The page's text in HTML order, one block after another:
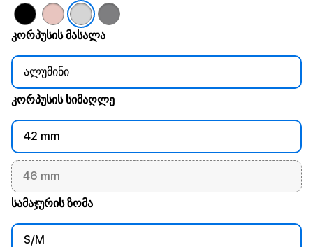
კორპუსის მასალა
ალუმინი
კორპუსის სიმაღლე
42 mm
46 mm
სამაჯურის ზომა
S/M